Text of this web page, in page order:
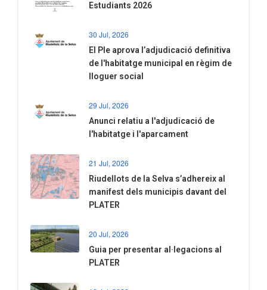
Estudiants 2026
30 Jul, 2026
El Ple aprova l’adjudicació definitiva
de l'habitatge municipal en règim de
lloguer social
29 Jul, 2026
Anunci relatiu a l'adjudicació de
l'habitatge i l'aparcament
21 Jul, 2026
Riudellots de la Selva s’adhereix al
manifest dels municipis davant del
PLATER
20 Jul, 2026
​Guia per presentar al·legacions al
PLATER